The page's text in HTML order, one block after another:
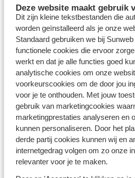
Deze website maakt gebruik
Dit zijn kleine tekstbestanden die
worden geïnstalleerd als je onze
Standaard gebruiken we bij
functionele cookies die ervoor
werkt en dat je alle functies goed
analytische cookies om onze
voorkeurscookies om de door jou
voor je te onthouden. Met jouw
gebruik van marketingcookies
marketingprestaties analyseren en
kunnen personaliseren. Door het
derde partij cookies kunnen wij en
internetgedrag volgen om zo onze
relevanter voor je te maken.
Vos vacances
ski
Découvrir